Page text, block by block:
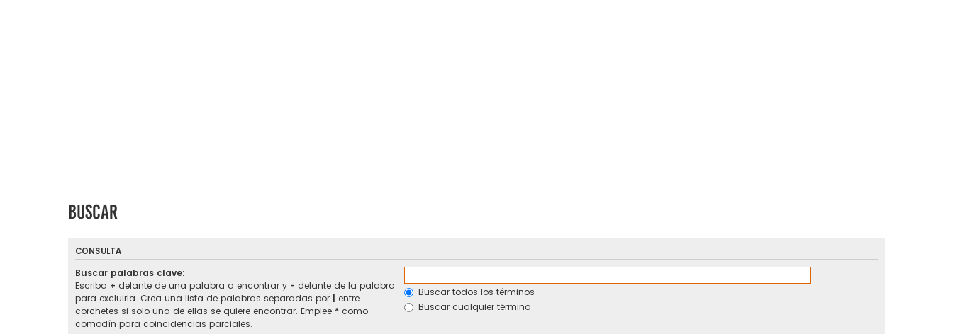
Buscar
CONSULTA
Buscar palabras clave:
Escriba + delante de una palabra a encontrar y - delante de la palabra
para excluirla. Crea una lista de palabras separadas por
entre
corchetes si solo una de ellas se quiere encontrar. Emplee * como
comodín para coincidencias parciales.
Buscar todos los términos
Buscar cualquier término